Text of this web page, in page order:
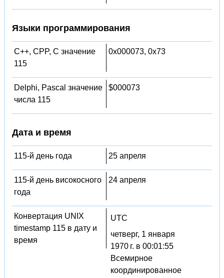
Языки программирования
C++, CPP, C значение
115
0x000073, 0x73
Delphi, Pascal значение
числа 115
$000073
Дата и время
115-й день года 25 апреля
115-й день високосного
года
24 апреля
Конвертация UNIX
timestamp 115 в дату и
время
UTC
четверг, 1 января
1970 г. в 00:01:55
Всемирное
координированное